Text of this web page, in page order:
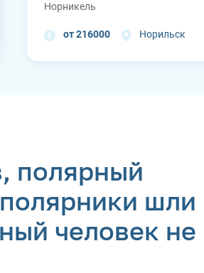
Норникель
от 216000 Норильск
полярный
шли
человек не